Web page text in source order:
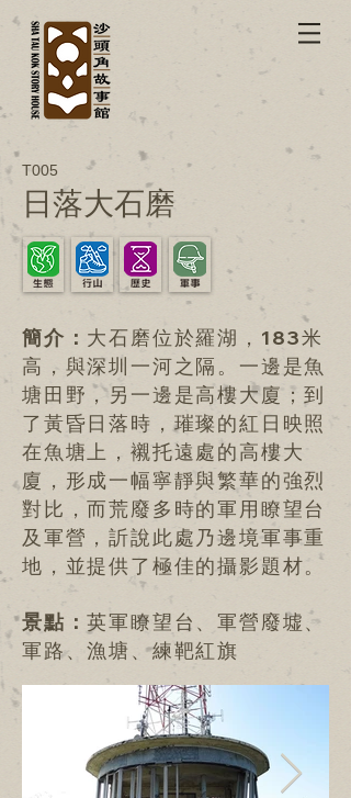
T005
日落大石磨
簡介： 大石磨位於羅湖，183米
高，與深圳一河之隔。一邊是魚
塘田野，另一邊是高樓大廈；到
了黃昏日落時，璀璨的紅日映照
在魚塘上，襯托遠處的高樓大
廈，形成一幅寧靜與繁華的強烈
對比，而荒廢多時的軍用瞭望台
及軍營，訢說此處乃邊境軍事重
地，並提供了極佳的攝影題材。
景點：英軍瞭望台、軍營廢墟、
軍路、漁塘、練靶紅旗